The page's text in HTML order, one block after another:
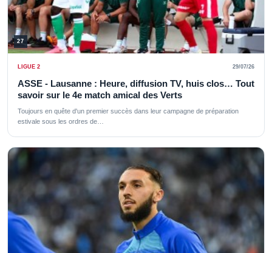
27
LIGUE 2 29/07/26
ASSE - Lausanne : Heure, diffusion TV, huis clos… Tout
savoir sur le 4e match amical des Verts
Toujours en quête d'un premier succès dans leur campagne de préparation
estivale sous les ordres de…